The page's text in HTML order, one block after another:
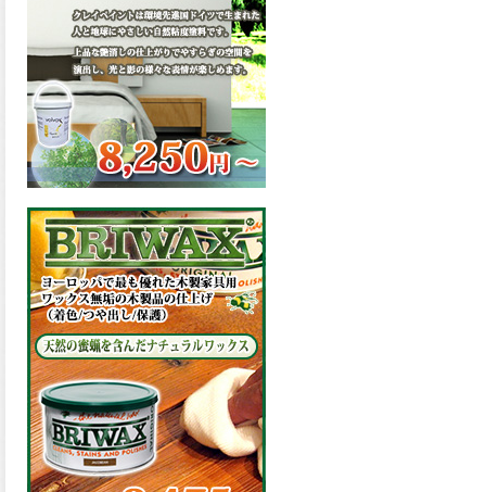
新しく販売開始致しました。
ご購入はこちらから。
2026.03.12
無機顔料の表面を高緻密ダブ
ルシールド層でガードするこ
とにより、ラジカルの発生を
抑制、エスケープレミアムル
ーフSiが新しく販売開始致し
ました。ご購入はこちらか
ら。
2026.03.11
緻密で強靭な無機系塗膜と、
汚れを降雨で洗い流す親水性
の表面効果により優れた低汚
染性を発揮、エスケープレミ
アム無機ルーフが新しく販売
開始致しました。ご購入はこ
ちらから。
2026.03.09
ハケ塗りでの伸びが良く作業
性と仕上がりに優れた合成樹